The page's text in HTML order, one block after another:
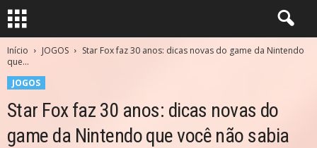
Início JOGOS
Star Fox faz 30 anos: dicas novas do game da Nintendo
que...
JOGOS
Star Fox faz 30 anos: dicas novas do
game da Nintendo que você não sabia